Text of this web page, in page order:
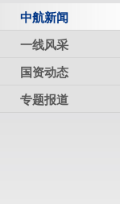
中航新闻
一线风采
国资动态
专题报道